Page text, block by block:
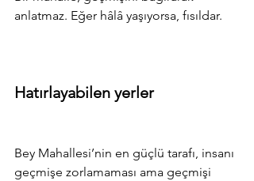
anlatmaz. Eğer hâlâ yaşıyorsa, fısıldar.
Hatırlayabilen yerler
Bey Mahallesi’nin en güçlü tarafı, insanı
geçmişe zorlamaması ama geçmişi